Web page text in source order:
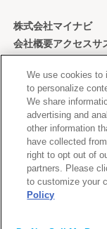
株式会社マイナビ
会社概要アクセスサ
We use cookies to
to personalize
We share
advertising and
other information
have collected
right to opt out of
partners. Please
to customize your
Policy